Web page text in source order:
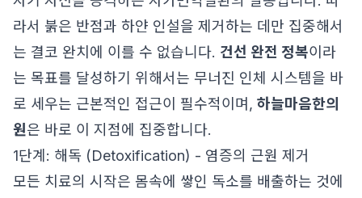
라서 붉은 반점과 하얀 인설을 제거하는 데만 집중해서
는 결코 완치에 이를 수 없습니다. 건선 완전 정복이라
는 목표를 달성하기 위해서는 무너진 인체 시스템을 바
로 세우는 근본적인 접근이 필수적이며, 하늘마음한의
원은 바로 이 지점에 집중합니다.
1단계: 해독 (Detoxification) - 염증의 근원 제거
모든 치료의 시작은 몸속에 쌓인 독소를 배출하는 것에